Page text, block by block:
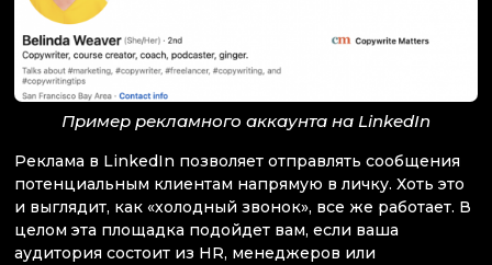
Пример рекламного аккаунта на LinkedIn
Реклама в LinkedIn позволяет отправлять сообщения
потенциальным клиентам напрямую в личку. Хоть это
и выглядит, как «холодный звонок», все же работает. В
целом эта площадка подойдет вам, если ваша
аудитория состоит из HR, менеджеров или